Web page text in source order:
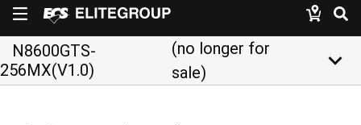
N8600GTS-
256MX(V1.0)
(no longer for
sale)
keyboard_arrow_down